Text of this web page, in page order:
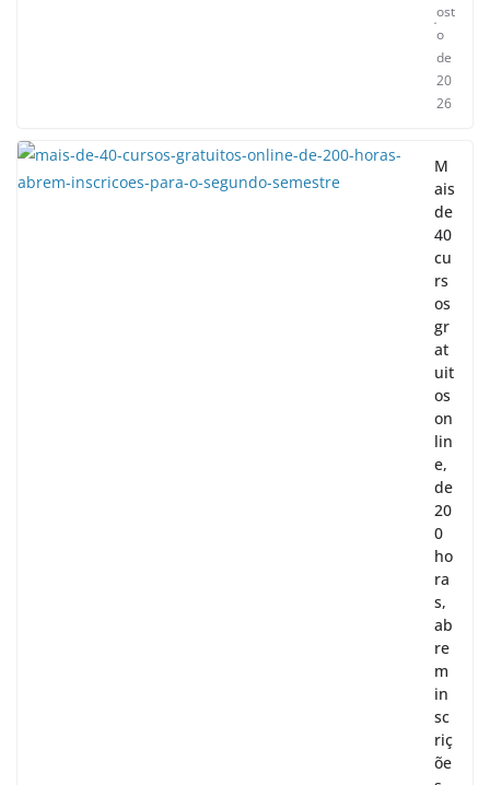
ost
o
de
20
26
M
ais
de
40
cu
rs
os
gr
at
uit
os
on
lin
e,
de
20
0
ho
ra
s,
ab
re
m
in
sc
riç
õe